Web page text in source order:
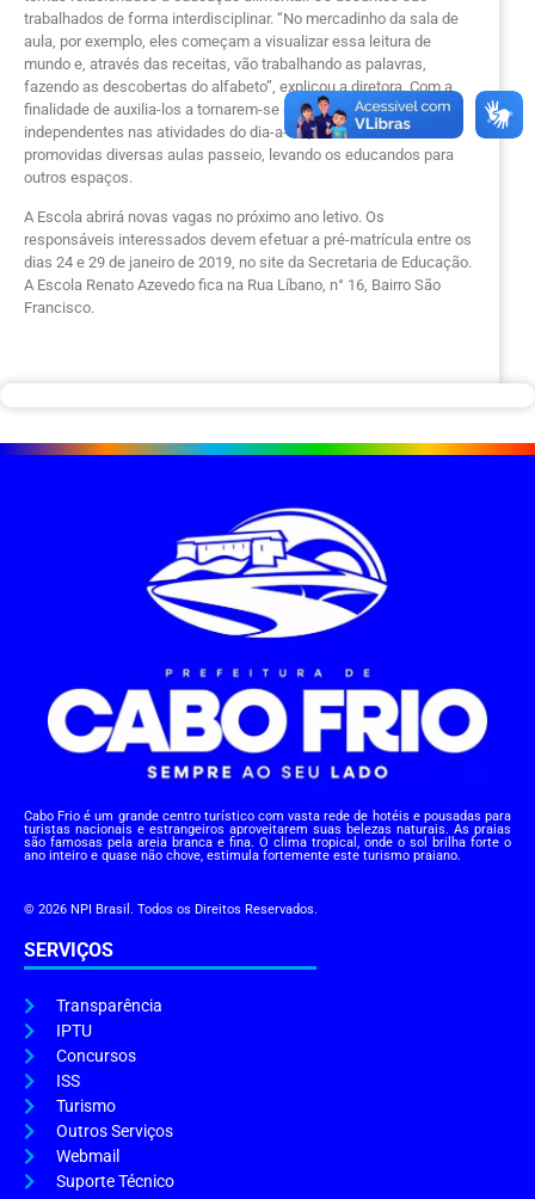
trabalhados de forma interdisciplinar. “No mercadinho da sala de
aula, por exemplo, eles começam a visualizar essa leitura de
mundo e, através das receitas, vão trabalhando as palavras,
fazendo as descobertas do alfabeto”, explicou a diretora. Com a
finalidade de auxilia-los a tornarem-se mais autônomos e
independentes nas atividades do dia-a-dia, também são
promovidas diversas aulas passeio, levando os educandos para
outros espaços.
A Escola abrirá novas vagas no próximo ano letivo. Os
responsáveis interessados devem efetuar a pré-matrícula entre os
dias 24 e 29 de janeiro de 2019, no site da Secretaria de Educação.
A Escola Renato Azevedo fica na Rua Líbano, n° 16, Bairro São
Francisco.
Cabo Frio é um grande centro turístico com vasta rede de hotéis e pousadas para
turistas nacionais e estrangeiros aproveitarem suas belezas naturais. As praias
são famosas pela areia branca e fina. O clima tropical, onde o sol brilha forte o
ano inteiro e quase não chove, estimula fortemente este turismo praiano.
© 2026 NPI Brasil. Todos os Direitos Reservados.
SERVIÇOS
Transparência
IPTU
Concursos
ISS
Turismo
Outros Serviços
Webmail
Suporte Técnico